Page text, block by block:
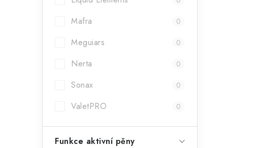
Mafra 0
Meguiars 0
Nerta 0
Sonax 0
ValetPRO 0
Funkce aktivní pěny